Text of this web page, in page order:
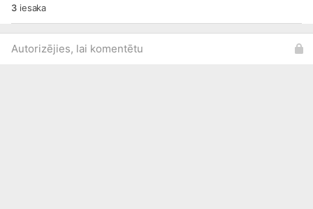
3iesaka
Autorizējies, lai komentētu